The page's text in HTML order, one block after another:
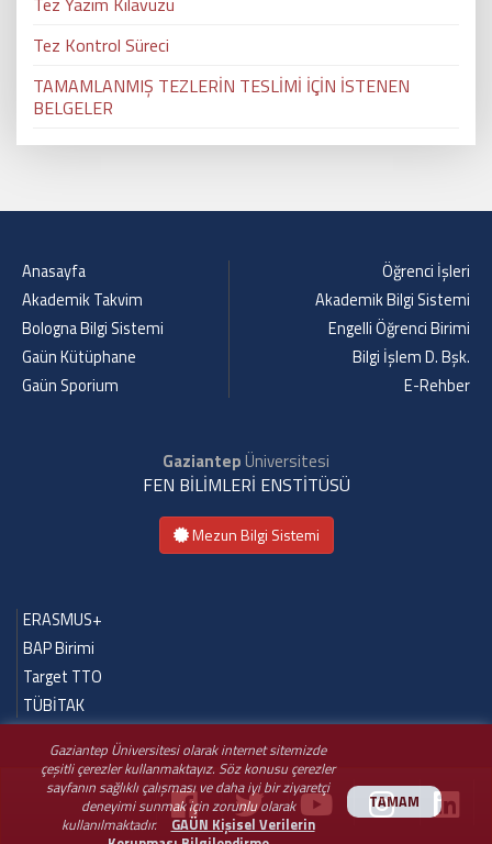
Gaziantep Üniversitesi olarak internet sitemizde
çeşitli çerezler kullanmaktayız. Söz konusu çerezler
sayfanın sağlıklı çalışması ve daha iyi bir ziyaretçi
deneyimi sunmak için zorunlu olarak
kullanılmaktadır.
GAÜN Kişisel Verilerin
TAMAM
Tez Kontrol Süreci
TAMAMLANMIŞ TEZLERİN TESLİMİ İÇİN İSTENEN
BELGELER
Anasayfa
Akademik Takvim
Bologna Bilgi Sistemi
Gaün Kütüphane
Gaün Sporium
Öğrenci İşleri
Akademik Bilgi Sistemi
Engelli Öğrenci Birimi
Bilgi İşlem D. Bşk.
E-Rehber
GaziantepÜniversitesi
FEN BİLİMLERİ ENSTİTÜSÜ
Mezun Bilgi Sistemi
ERASMUS+
BAP Birimi
Target TTO
TÜBİTAK